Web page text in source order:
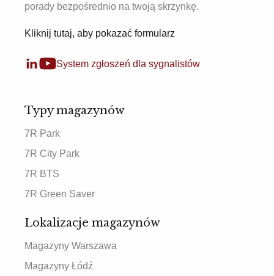
porady bezpośrednio na twoją skrzynkę.
Kliknij tutaj, aby pokazać formularz
System zgłoszeń dla sygnalistów
Typy magazynów
7R Park
7R City Park
7R BTS
7R Green Saver
Lokalizacje magazynów
Magazyny Warszawa
Magazyny Łódź